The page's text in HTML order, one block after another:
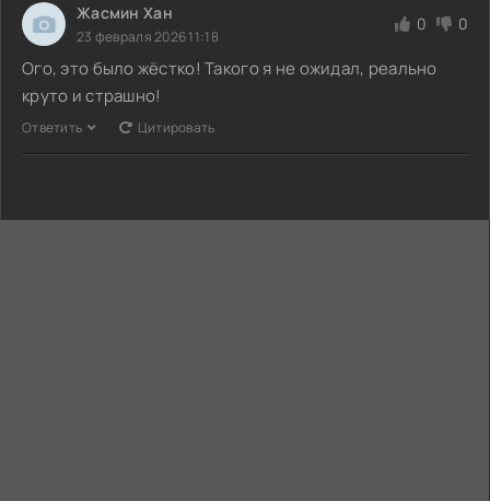
Жасмин Хан
23 февраля 2026 11:18
0 0
Ого, это было жёстко! Такого я не ожидал, реально
круто и страшно!
Ответить Цитировать